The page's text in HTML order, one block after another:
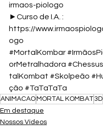
irmaos-piologo
►Curso de I.A. :
https://
ogo
#MortalKombar
orMetralhadora
talKombat #Skolpeão
ção #TaTaTaTa
ANIMACAOMORTAL KOMBAT 3D
Em destaque
Nossos Vídeos